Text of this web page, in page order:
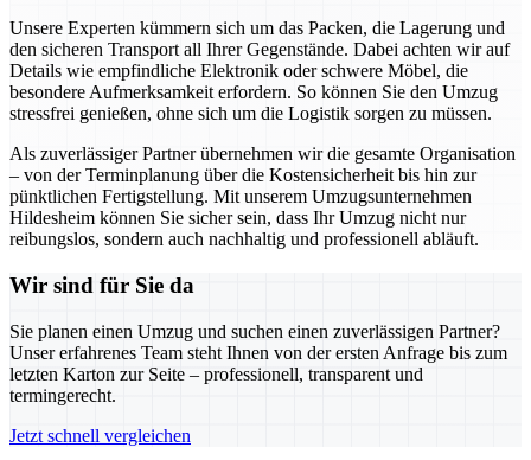
Unsere Experten kümmern sich um das Packen, die Lagerung und
den sicheren Transport all Ihrer Gegenstände. Dabei achten wir auf
Details wie empfindliche Elektronik oder schwere Möbel, die
besondere Aufmerksamkeit erfordern. So können Sie den Umzug
stressfrei genießen, ohne sich um die Logistik sorgen zu müssen.
Als zuverlässiger Partner übernehmen wir die gesamte Organisation
– von der Terminplanung über die Kostensicherheit bis hin zur
pünktlichen Fertigstellung. Mit unserem Umzugsunternehmen
Hildesheim können Sie sicher sein, dass Ihr Umzug nicht nur
reibungslos, sondern auch nachhaltig und professionell abläuft.
Wir sind für Sie da
Sie planen einen Umzug und suchen einen zuverlässigen Partner?
Unser erfahrenes Team steht Ihnen von der ersten Anfrage bis zum
letzten Karton zur Seite – professionell, transparent und
termingerecht.
Jetzt schnell vergleichen